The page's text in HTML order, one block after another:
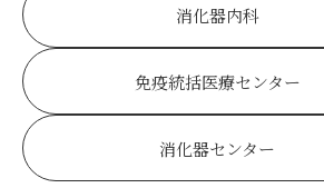
消化器内科
免疫統括医療センター
消化器センター